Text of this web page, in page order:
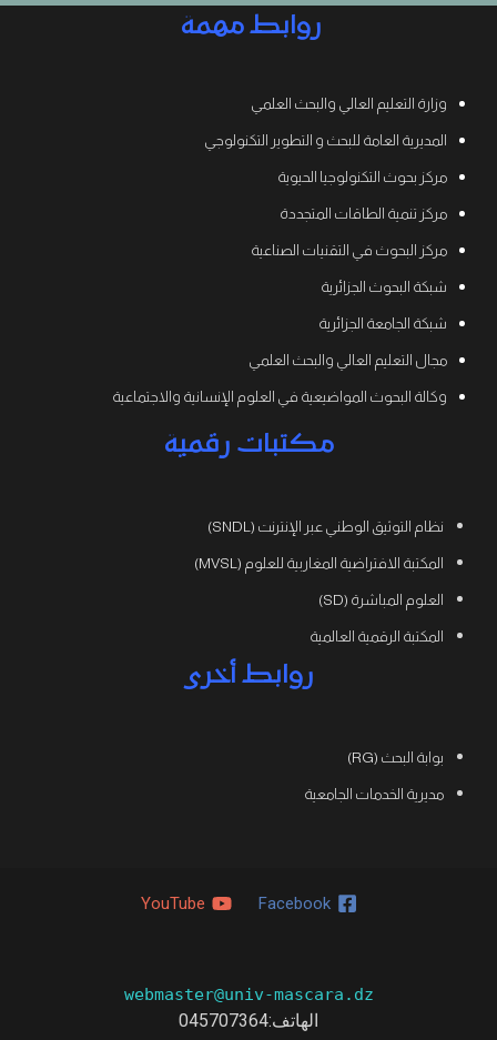
روابط مهمة
وزارة التعليم العالي والبحث العلمي
المديرية العامة للبحث و التطوير التكنولوجي
مركز بحوث التكنولوجيا الحيوية
مركز تنمية الطاقات المتجددة
مركز البحوث في التقنيات الصناعية
شبكة البحوث الجزائرية
شبكة الجامعة الجزائرية
مجال التعليم العالي والبحث العلمي
وكالة البحوث المواضيعية في العلوم الإنسانية والاجتماعية
مكتبات رقمية
نظام التوثيق الوطني عبر الإنترنت (SNDL)
المكتبة الافتراضية المغاربية للعلوم (MVSL)
العلوم المباشرة (SD)
المكتبة الرقمية العالمية
روابط أخرى
بوابة البحث (RG)
مديرية الخدمات الجامعية
Facebook
YouTube
webmaster@univ-mascara.dz
الهاتف:045707364